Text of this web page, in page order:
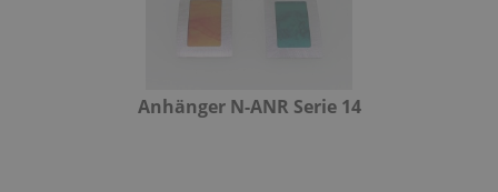
Anhänger N-ANR Serie 14